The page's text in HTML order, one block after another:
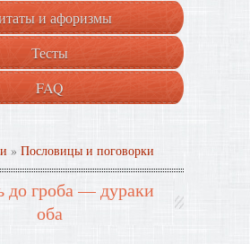
и афоризмы
Тесты
FAQ
» Пословицы и поговорки
до гроба — дураки
оба